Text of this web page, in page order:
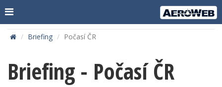
Briefing Počasí ČR
Briefing - Počasí ČR